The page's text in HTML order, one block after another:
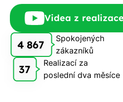
Rádi
Vám
zdarma
pošleme,
na co
máte
nárok.
Videa z realizace
4 867
Spokojených
zákazníků
37
Realizací za
poslední dva měsíce